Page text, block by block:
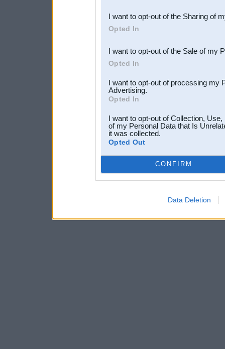
Downstream Participants
third parties.
I want to opt-out of the Sharing of
Opted In
I want to opt-out of the Sale of my
Opted In
I want to opt-out of processing my
Advertising.
Opted In
I want to opt-out of Collection,
of my Personal Data that Is
it was collected.
Opted Out
CONFIRM
Data Deletion